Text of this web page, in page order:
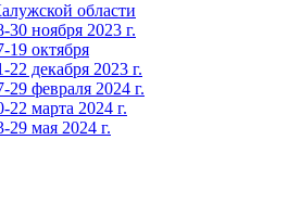
области
ноября 2023 г.
19 октября
декабря 2023 г.
февраля 2024 г.
марта 2024 г.
29 мая 2024 г.